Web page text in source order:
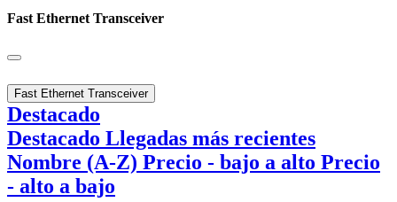
Fast Ethernet Transceiver
Fast Ethernet Transceiver
Destacado
Destacado Llegadas más recientes
Nombre (A-Z) Precio - bajo a alto Precio
- alto a bajo